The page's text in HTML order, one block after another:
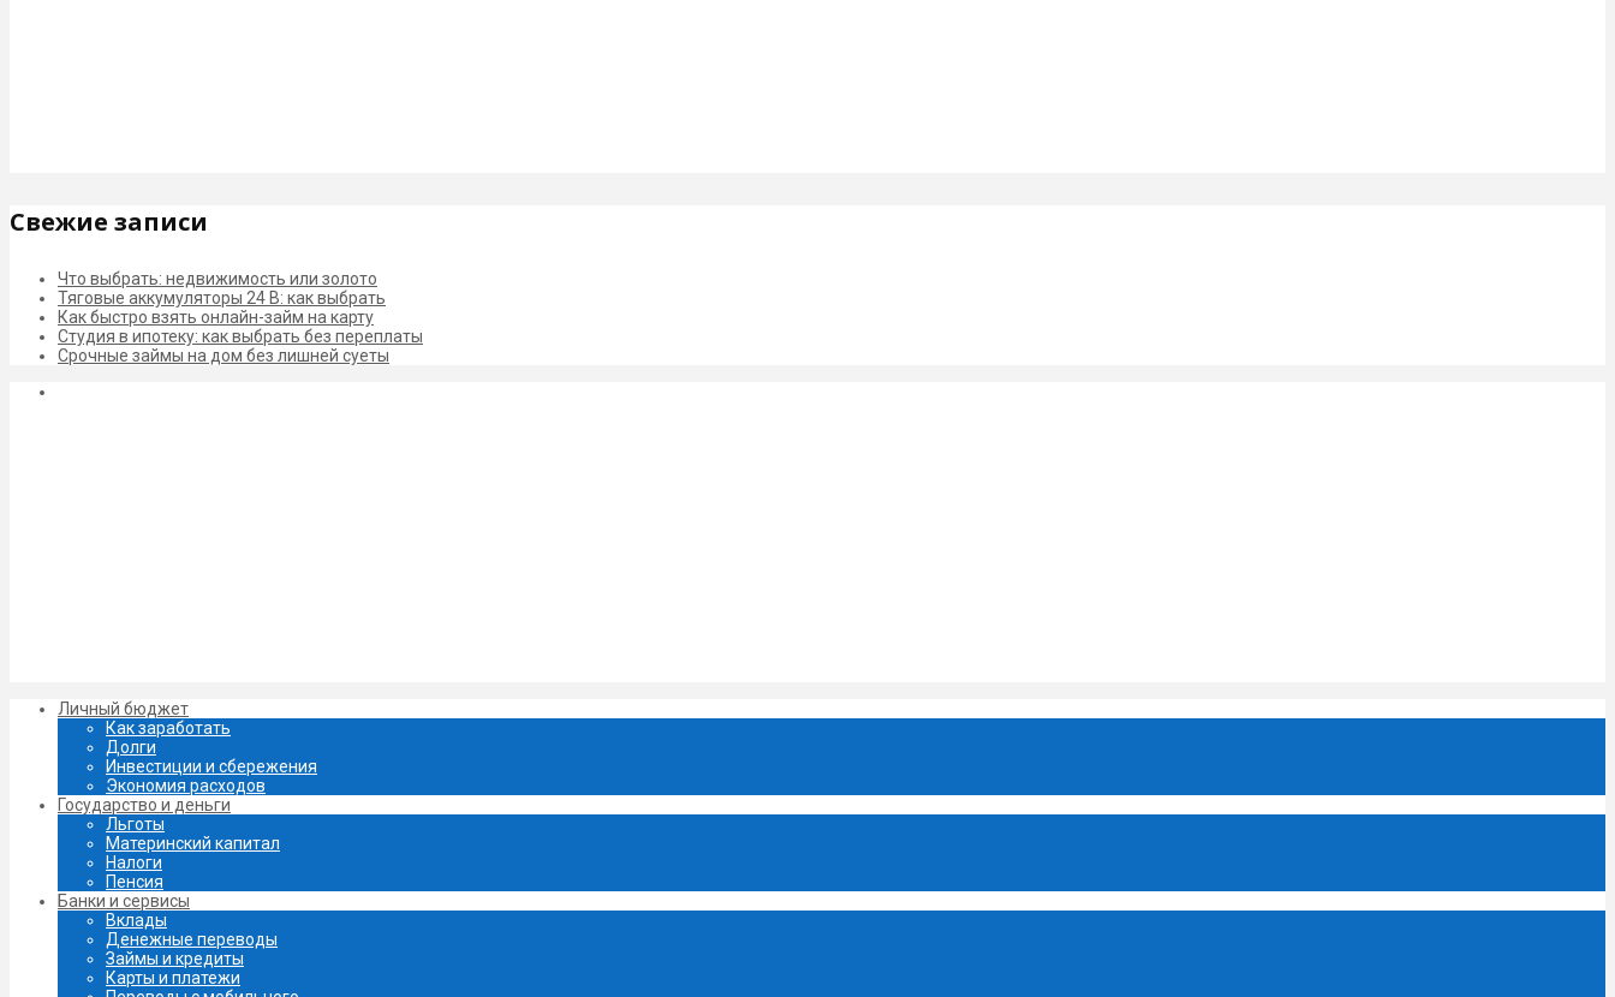
Свежие записи
Что выбрать: недвижимость или золото
Тяговые аккумуляторы 24 В: как выбрать
Как быстро взять онлайн-займ на карту
Студия в ипотеку: как выбрать без переплаты
Срочные займы на дом без лишней суеты
Личный бюджет
Как заработать
Долги
Инвестиции и сбережения
Экономия расходов
Государство и деньги
Льготы
Материнский капитал
Налоги
Пенсия
Банки и сервисы
Вклады
Денежные переводы
Займы и кредиты
Карты и платежи